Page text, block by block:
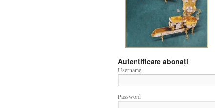
Autentificare abonați
Username
Password